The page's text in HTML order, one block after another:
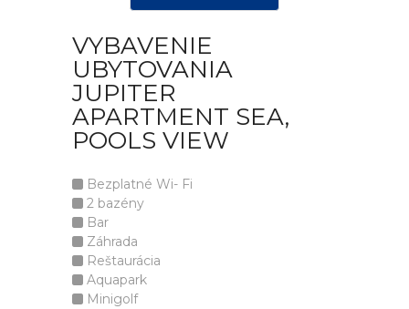
VYBAVENIE
UBYTOVANIA
JUPITER
APARTMENT SEA,
POOLS VIEW
Bezplatné Wi- Fi
2 bazény
Bar
Záhrada
Reštaurácia
Aquapark
Minigolf